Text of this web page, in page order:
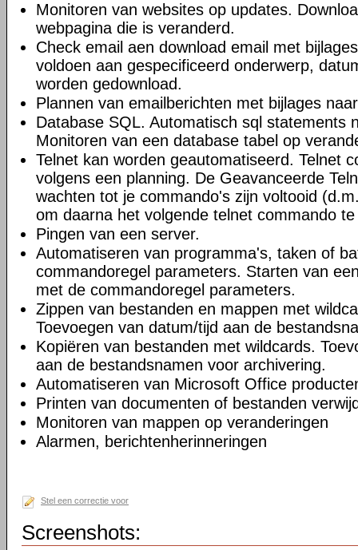
Monitoren van websites op updates.
webpagina die is veranderd.
Check email aen download email met
voldoen aan gespecificeerd onderwerp,
worden gedownload.
Plannen van emailberichten met bijlages
Database SQL. Automatisch sql statements
Monitoren van een database tabel op
Telnet kan worden geautomatiseerd. Telnet
volgens een planning. De Geavanceerde
wachten tot je commando's zijn voltooid
om daarna het volgende telnet commando
Pingen van een server.
Automatiseren van programma's, taken of
commandoregel parameters. Starten van
met de commandoregel parameters.
Zippen van bestanden en mappen met
Toevoegen van datum/tijd aan de
Kopiëren van bestanden met wildcards.
aan de bestandsnamen voor archivering.
Automatiseren van Microsoft Office
Printen van documenten of bestanden
Monitoren van mappen op veranderingen
Alarmen, berichtenherinneringen
Stel een correctie voor
Screenshots: